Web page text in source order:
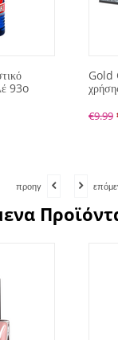
93o
Gold
€9.99
προηγ